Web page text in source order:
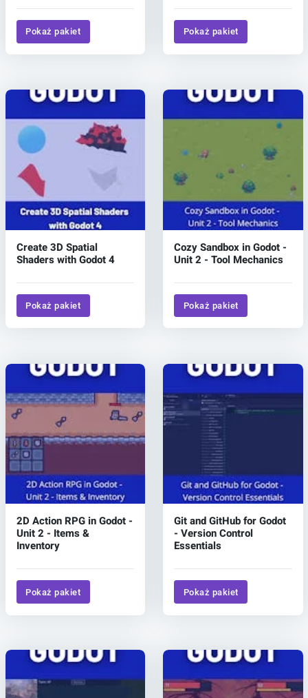
Pokaż pakiet Pokaż pakiet
Create 3D Spatial
Shaders with Godot 4
Pokaż pakiet
Cozy Sandbox in Godot -
Unit 2 - Tool Mechanics
Pokaż pakiet
2D Action RPG in Godot -
Unit 2 - Items &
Inventory
Pokaż pakiet
Git and GitHub for Godot
- Version Control
Essentials
Pokaż pakiet